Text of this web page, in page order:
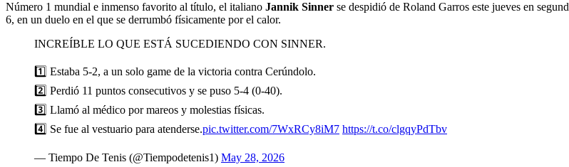
Número 1 mundial e inmenso favorito al título, el italiano Jannik Sinner se despidió de Roland Garros este jueves en
6, en un duelo en el que se derrumbó físicamente por el calor.
INCREÍBLE LO QUE ESTÁ SUCEDIENDO CON SINNER.
1️⃣ Estaba 5-2, a un solo game de la victoria contra Cerúndolo.
2️⃣ Perdió 11 puntos consecutivos y se puso 5-4 (0-40).
3️⃣ Llamó al médico por mareos y molestias físicas.
4️⃣ Se fue al vestuario para atenderse.pic.twitter.com/7WxRCy8iM7 https://t.co/clgqyPdTbv
— Tiempo De Tenis (@Tiempodetenis1) May 28, 2026